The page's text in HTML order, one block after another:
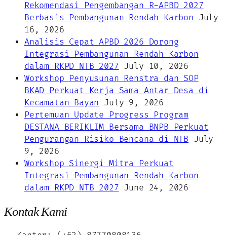
Rekomendasi Pengembangan R-APBD 2027
Berbasis Pembangunan Rendah Karbon July
16, 2026
Analisis Cepat APBD 2026 Dorong
Integrasi Pembangunan Rendah Karbon
dalam RKPD NTB 2027 July 10, 2026
Workshop Penyusunan Renstra dan SOP
BKAD Perkuat Kerja Sama Antar Desa di
Kecamatan Bayan July 9, 2026
Pertemuan Update Progress Program
DESTANA BERIKLIM Bersama BNPB Perkuat
Pengurangan Risiko Bencana di NTB July
9, 2026
Workshop Sinergi Mitra Perkuat
Integrasi Pembangunan Rendah Karbon
dalam RKPD NTB 2027 June 24, 2026
Kontak Kami